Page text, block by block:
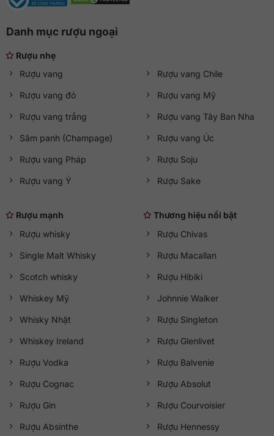
Danh mục rượu ngoại
Rượu nhẹ
Rượu vang
Rượu vang đỏ
Rượu vang trắng
Sâm panh (Champage)
Rượu vang Pháp
Rượu vang Ý
Rượu vang Chile
Rượu vang Mỹ
Rượu vang Tây Ban Nha
Rượu vang Úc
Rượu Soju
Rượu Sake
Rượu mạnh
Rượu whisky
Single Malt Whisky
Scotch whisky
Whiskey Mỹ
Whisky Nhật
Whiskey Ireland
Rượu Vodka
Rượu Cognac
Rượu Gin
Rượu Absinthe
Thương hiệu nổi bật
Rượu Chivas
Rượu Macallan
Rượu Hibiki
Johnnie Walker
Rượu Singleton
Rượu Glenlivet
Rượu Balvenie
Rượu Absolut
Rượu Courvoisier
Rượu Hennessy